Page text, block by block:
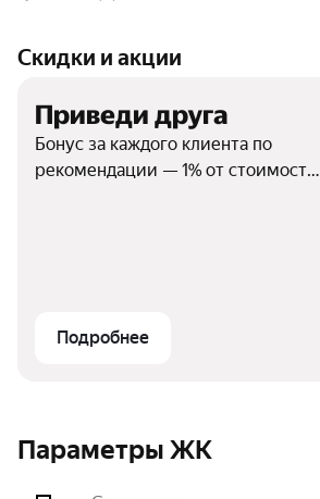
Скидки и акции
Приведи друга
Бонус за каждого клиента по
рекомендации — 1% от стоимости.
числиться в клиентской системе
«Астон».
Подробнее
Параметры ЖК